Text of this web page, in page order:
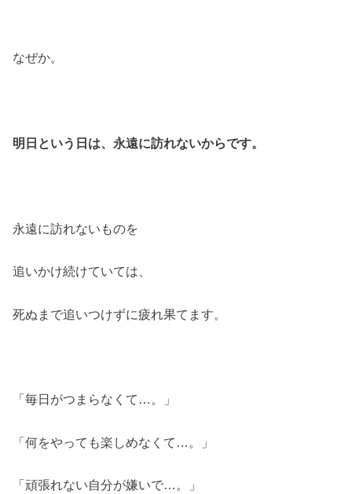
なぜか。
明日という日は、永遠に訪れないからです。
永遠に訪れないものを
追いかけ続けていては、
死ぬまで追いつけずに疲れ果てます。
「毎日がつまらなくて…。」
「何をやっても楽しめなくて…。」
「頑張れない自分が嫌いで…。」